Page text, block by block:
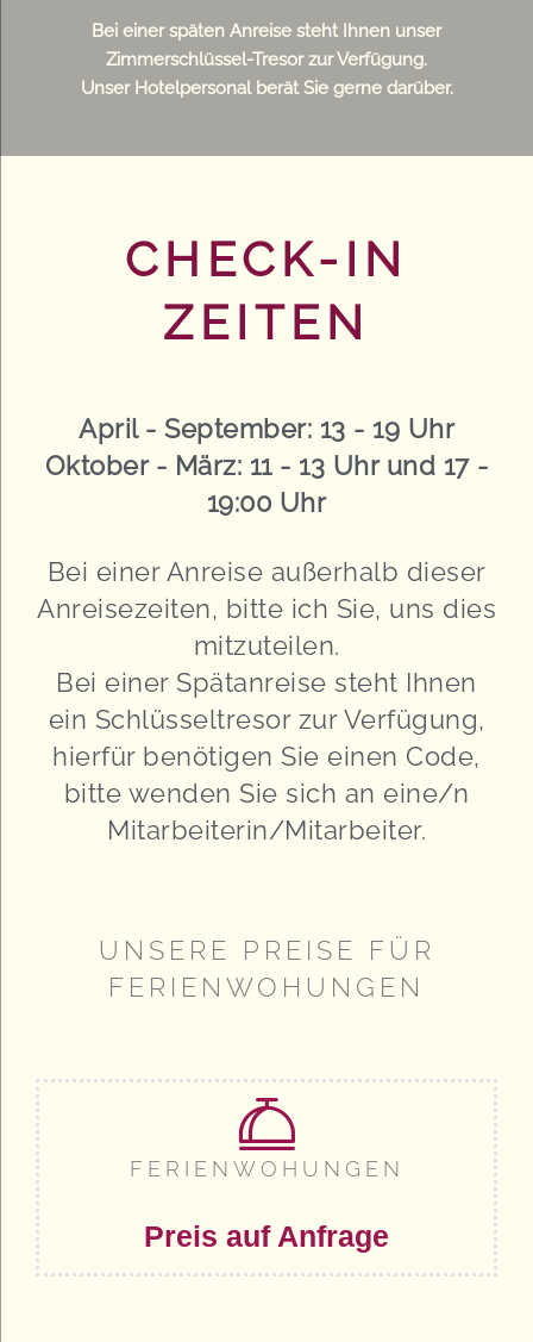
Bei einer späten Anreise steht Ihnen unser
Zimmerschlüssel-Tresor zur Verfügung.
Unser Hotelpersonal berät Sie gerne darüber.
CHECK-IN
ZEITEN
April - September: 13 - 19 Uhr
Oktober - März: 11 - 13 Uhr und 17 -
19:00 Uhr
Bei einer Anreise außerhalb dieser
Anreisezeiten, bitte ich Sie, uns dies
mitzuteilen.
Bei einer Spätanreise steht Ihnen
ein Schlüsseltresor zur Verfügung,
hierfür benötigen Sie einen Code,
bitte wenden Sie sich an eine/n
Mitarbeiterin/Mitarbeiter.
UNSERE PREISE FÜR
FERIENWOHUNGEN
FERIENWOHUNGEN
Preis auf Anfrage